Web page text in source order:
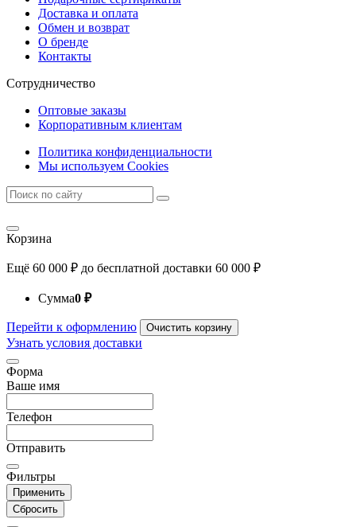
Доставка и оплата
Обмен и возврат
О бренде
Контакты
Сотрудничество
Оптовые заказы
Корпоративным клиентам
Политика конфиденциальности
Мы используем Cookies
Корзина
Ещё 60 000 ₽ до бесплатной доставки 60 000 ₽
Сумма0 ₽
Перейти к оформлению Очистить корзину
Узнать условия доставки
Форма
Ваше имя
Телефон
Отправить
Фильтры
Применить
Сбросить